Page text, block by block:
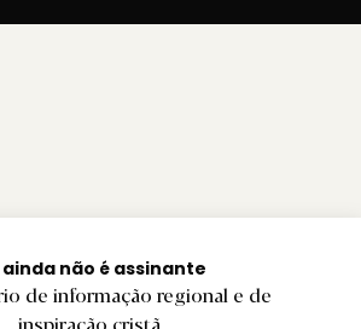
ainda não é assinante
de informação regional e de